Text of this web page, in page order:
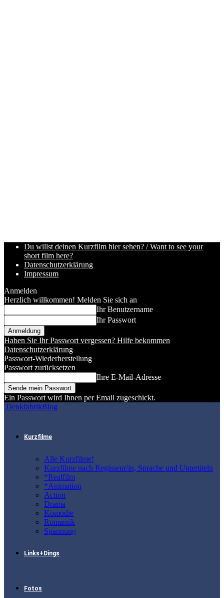
Du willst deinen Kurzfilm hier sehen? / Want to see your
short film here?
Datenschutzerklärung
Impressum
Anmelden
Herzlich willkommen! Melden Sie sich an
Ihr Benutzername
Ihr Passwort
Haben Sie Ihr Passwort vergessen? Hilfe bekommen
Datenschutzerklärung
Passwort-Wiederherstellung
Passwort zurücksetzen
Ihre E-Mail-Adresse
Ein Passwort wird Ihnen per Email zugeschickt.
DenkfabrikBlog
Kurzfilme
Alle Kurzfilme!
Kurzfilme nach Regisseur/in, Sprache und Untertiteln
*Realfilm
*Animation
Action
Drama
Komödie
Romantik
Spannung
Links+Dings
Fotos